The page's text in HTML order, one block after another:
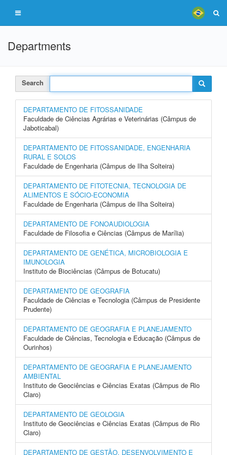
Departments
Search
DEPARTAMENTO DE FITOSSANIDADE
Faculdade de Ciências Agrárias e Veterinárias (Câmpus de
Jaboticabal)
DEPARTAMENTO DE FITOSSANIDADE, ENGENHARIA
RURAL E SOLOS
Faculdade de Engenharia (Câmpus de Ilha Solteira)
DEPARTAMENTO DE FITOTECNIA, TECNOLOGIA DE
ALIMENTOS E SÓCIO-ECONOMIA
Faculdade de Engenharia (Câmpus de Ilha Solteira)
DEPARTAMENTO DE FONOAUDIOLOGIA
Faculdade de Filosofia e Ciências (Câmpus de Marília)
DEPARTAMENTO DE GENÉTICA, MICROBIOLOGIA E
IMUNOLOGIA
Instituto de Biociências (Câmpus de Botucatu)
DEPARTAMENTO DE GEOGRAFIA
Faculdade de Ciências e Tecnologia (Câmpus de Presidente
Prudente)
DEPARTAMENTO DE GEOGRAFIA E PLANEJAMENTO
Faculdade de Ciências, Tecnologia e Educação (Câmpus de
Ourinhos)
DEPARTAMENTO DE GEOGRAFIA E PLANEJAMENTO
AMBIENTAL
Instituto de Geociências e Ciências Exatas (Câmpus de Rio
Claro)
DEPARTAMENTO DE GEOLOGIA
Instituto de Geociências e Ciências Exatas (Câmpus de Rio
Claro)
DEPARTAMENTO DE GESTÃO, DESENVOLVIMENTO E